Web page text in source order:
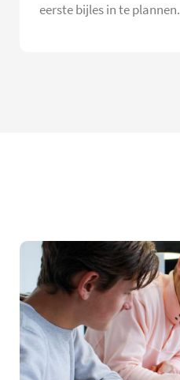
eerste bijles in te plannen.